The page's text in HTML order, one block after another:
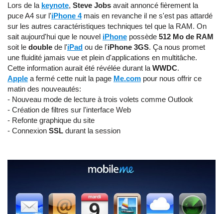
Lors de la keynote, Steve Jobs avait annoncé fièrement la
puce A4 sur l'iPhone 4mais en revanche il ne s'est pas attardé
sur les autres caractéristiques techniques tel que la RAM. On
sait aujourd'hui que le nouvel iPhone possède 512 Mo de RAM
soit le double de l'iPad ou de l'iPhone 3GS. Ça nous promet
une fluidité jamais vue et plein d'applications en multitâche.
Cette information aurait été révélée durant la WWDC.
Apple a fermé cette nuit la page Me.com pour nous offrir ce
matin des nouveautés:
- Nouveau mode de lecture à trois volets comme Outlook
- Création de filtres sur l'interface Web
- Refonte graphique du site
- Connexion SSL durant la session